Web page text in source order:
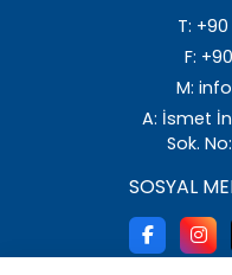
T:
F:
M:
A: İsmet
Sok.
SOSYAL